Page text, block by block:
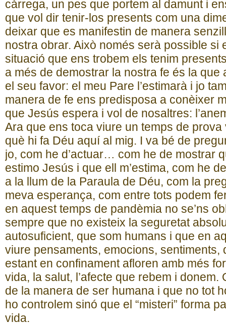
càrrega, un pes que portem al damunt i
que vol dir tenir-los presents com una
deixar que es manifestin de manera
nostra obrar. Això només serà possible si
situació que ens trobem els tenim
a més de demostrar la nostra fe és la que
el seu favor: el meu Pare l’estimarà i jo
manera de fe ens predisposa a conèixer
que Jesús espera i vol de nosaltres:
Ara que ens toca viure un temps de
què hi fa Déu aquí al mig. I va bé de
jo, com he d’actuar… com he de mostrar
estimo Jesús i que ell m’estima, com he
a la llum de la Paraula de Déu, com la
meva esperança, com entre tots podem
en aquest temps de pandèmia no se’ns
sempre que no existeix la seguretat
autosuficient, que som humans i que en
viure pensaments, emocions, sentiments,
estant en confinament afloren amb més
vida, la salut, l’afecte que rebem i donem.
de la manera de ser humana i que no tot
ho controlem sinó que el “misteri” forma
vida.